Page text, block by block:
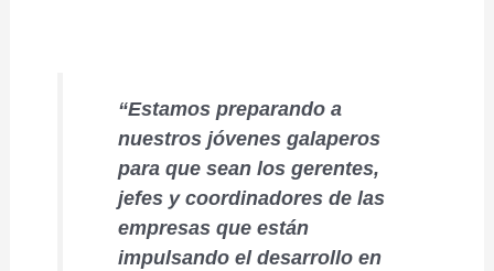
“Estamos preparando a
nuestros jóvenes galaperos
para que sean los gerentes,
jefes y coordinadores de las
empresas que están
impulsando el desarrollo en